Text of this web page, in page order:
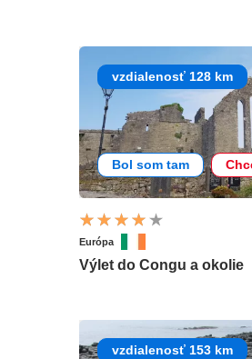
vzdialenosť 128 km
Bol som tam
Európa
Výlet do Congu a okolie
vzdialenosť 153 km